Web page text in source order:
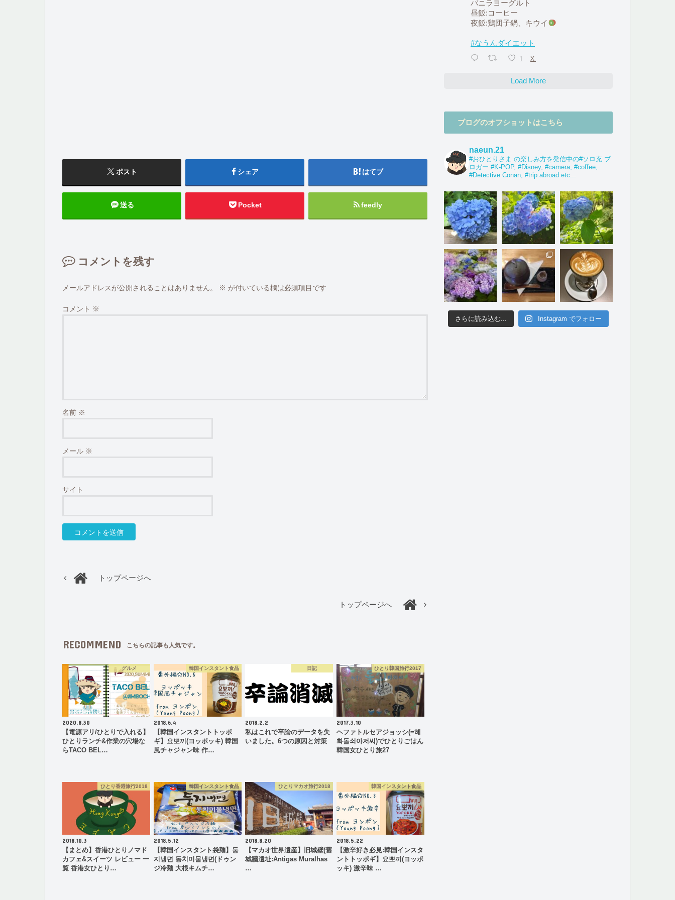
ポスト シェア はてブ
送る Pocket feedly
コメントを残す
メールアドレスが公開されることはありません。 ※ が付いている欄は必須項目です
コメント ※
名前 ※
メール ※
サイト
トップページへ
トップページへ
RECOMMEND こちらの記事も人気です。
グルメ
2020.8.30
【電源アリ/ひとりで入れる】
ひとりランチ&作業の穴場な
らTACO BEL…
韓国インスタント食品
2018.6.4
【韓国インスタントトッポ
ギ】요뽀끼(ヨッポッキ) 韓国
風チャジャン味 作…
日記
2018.2.2
私はこれで卒論のデータを失
いました。6つの原因と対策
ひとり韓国旅行2017
2017.3.10
ヘファトルセアジョッシ(=혜
화돌쇠아저씨)でひとりごはん
韓国女ひとり旅27
ひとり香港旅行2018
2018.10.3
【まとめ】香港ひとりノマド
カフェ&スイーツ レビュー 一
覧 香港女ひとり…
韓国インスタント食品
2018.5.12
【韓国インスタント袋麺】둥
지냉면 동치미물냉면(ドゥン
ジ冷麺 大根キムチ…
ひとりマカオ旅行2018
2018.8.20
【マカオ世界遺産】旧城壁(舊
城牆遺址:Antigas Muralhas
…
韓国インスタント食品
2018.5.22
【激辛好き必見:韓国インスタ
ントトッポギ】요뽀끼(ヨッポ
ッキ) 激辛味 …
バニラヨーグルト
昼飯:コーヒー
夜飯:鶏団子鍋、キウイ
#なうんダイエット
1 X
Load More
ブログのオフショットはこちら
naeun.21
#おひとりさま の楽しみ方を発信中の#ソロ充 ブ
ロガー #K-POP, #Disney, #camera, #coffee,
#Detective Conan, #trip abroad etc...
さらに読み込む... Instagram でフォロー